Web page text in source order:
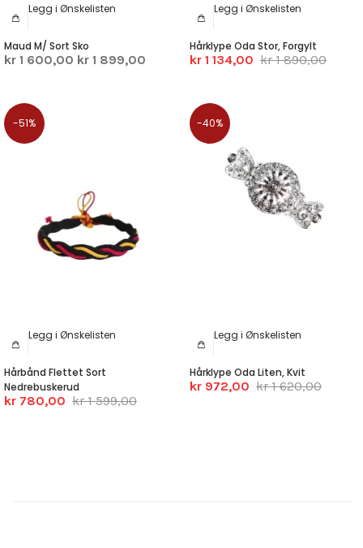
Legg i Ønskelisten
Maud M/ Sort Sko
kr 1 600,00 kr 1 899,00
Legg i Ønskelisten
Hårklype Oda Stor, Forgylt
kr 1 134,00 kr 1 890,00
-51%
Legg i Ønskelisten
Hårbånd Flettet Sort
Nedrebuskerud
kr 780,00 kr 1 599,00
-40%
Legg i Ønskelisten
Hårklype Oda Liten, Kvit
kr 972,00 kr 1 620,00